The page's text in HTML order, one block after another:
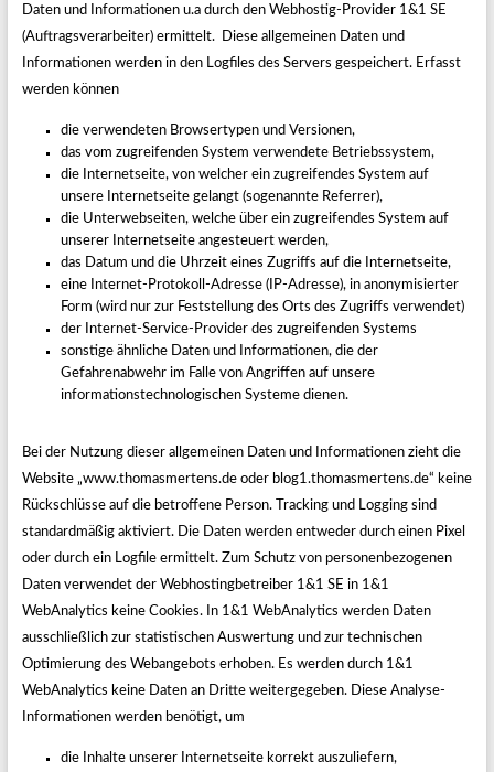
Daten und Informationen u.a durch den Webhostig-Provider 1&1 SE
(Auftragsverarbeiter) ermittelt. Diese allgemeinen Daten und
Informationen werden in den Logfiles des Servers gespeichert. Erfasst
werden können
die verwendeten Browsertypen und Versionen,
das vom zugreifenden System verwendete Betriebssystem,
die Internetseite, von welcher ein zugreifendes System auf
unsere Internetseite gelangt (sogenannte Referrer),
die Unterwebseiten, welche über ein zugreifendes System auf
unserer Internetseite angesteuert werden,
das Datum und die Uhrzeit eines Zugriffs auf die Internetseite,
eine Internet-Protokoll-Adresse (IP-Adresse), in anonymisierter
Form (wird nur zur Feststellung des Orts des Zugriffs verwendet)
der Internet-Service-Provider des zugreifenden Systems
sonstige ähnliche Daten und Informationen, die der
Gefahrenabwehr im Falle von Angriffen auf unsere
informationstechnologischen Systeme dienen.
Bei der Nutzung dieser allgemeinen Daten und Informationen zieht die
Website „www.thomasmertens.de oder blog1.thomasmertens.de“ keine
Rückschlüsse auf die betroffene Person. Tracking und Logging sind
standardmäßig aktiviert. Die Daten werden entweder durch einen Pixel
oder durch ein Logfile ermittelt. Zum Schutz von personenbezogenen
Daten verwendet der Webhostingbetreiber 1&1 SE in 1&1
WebAnalytics keine Cookies. In 1&1 WebAnalytics werden Daten
ausschließlich zur statistischen Auswertung und zur technischen
Optimierung des Webangebots erhoben. Es werden durch 1&1
WebAnalytics keine Daten an Dritte weitergegeben. Diese Analyse-
Informationen werden benötigt, um
die Inhalte unserer Internetseite korrekt auszuliefern,